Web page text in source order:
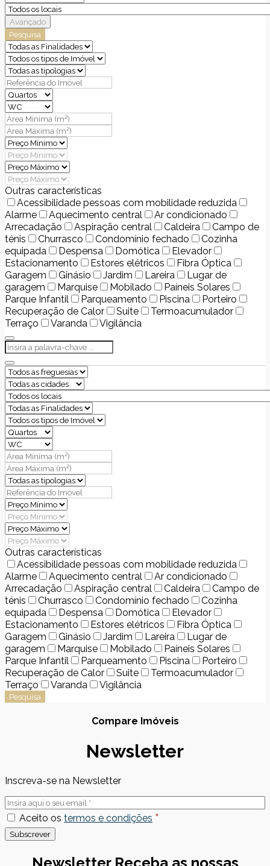
Avançado
Pesquisa
Outras características
Acessibilidade pessoas com mobilidade reduzida
Alarme
Aquecimento central
Ar condicionado
Arrecadação
Aspiração central Caldeira
Campo de
ténis
Churrasco Condomínio fechado
Cozinha
equipada
Despensa Domótica
Elevador
Estacionamento
Estores elétricos
Fibra Óptica
Garagem
Ginásio Jardim Lareira
Lugar de
garagem
Marquise Mobilado
Paíneis Solares
Parque Infantil
Parqueamento Piscina
Porteiro
Recuperação de Calor
Suite
Termoacumulador
Terraço
Varanda Vigilância
Outras características
Acessibilidade pessoas com mobilidade reduzida
Alarme
Aquecimento central
Ar condicionado
Arrecadação
Aspiração central Caldeira
Campo de
ténis
Churrasco Condomínio fechado
Cozinha
equipada
Despensa Domótica
Elevador
Estacionamento
Estores elétricos
Fibra Óptica
Garagem
Ginásio Jardim Lareira
Lugar de
garagem
Marquise Mobilado
Paíneis Solares
Parque Infantil
Parqueamento Piscina
Porteiro
Recuperação de Calor
Suite
Termoacumulador
Terraço
Varanda Vigilância
Pesquisa
Compare Imóveis
Newsletter
Inscreva-se na Newsletter
Aceito os termos e condições *
NewsletterReceba as nossas